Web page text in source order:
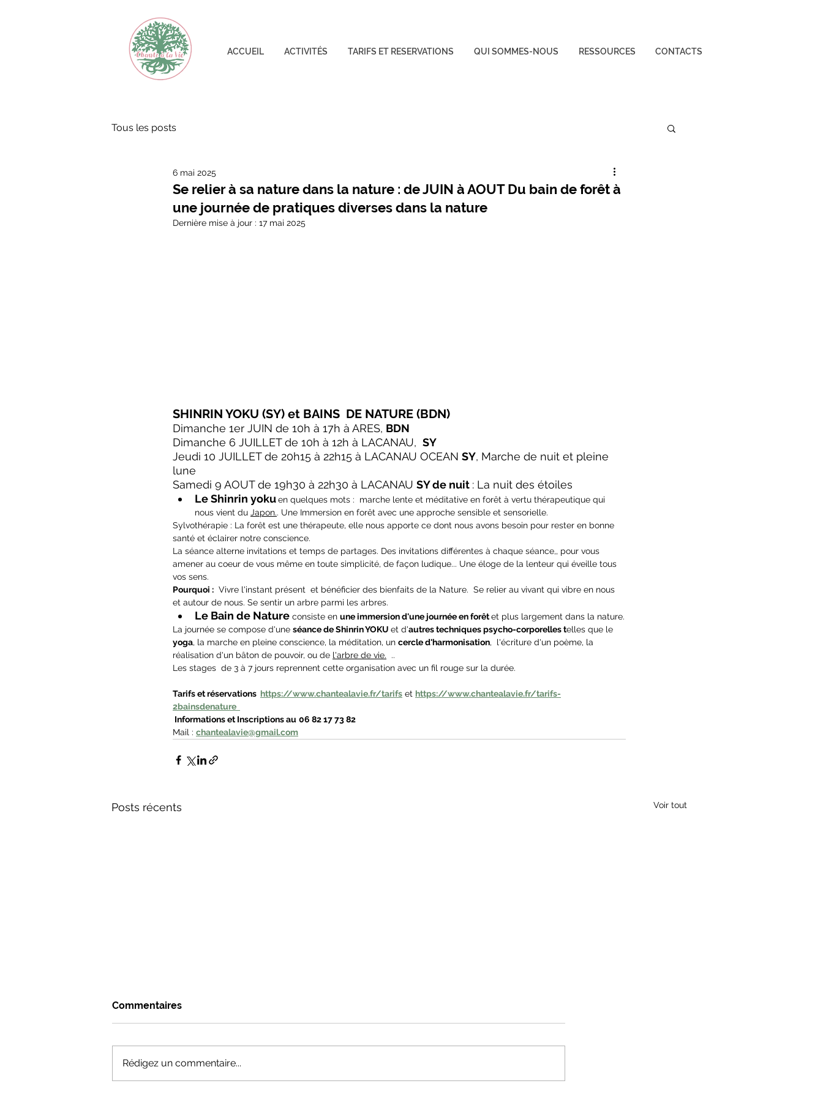
ACCUEIL ACTIVITÉS TARIFS ET RESERVATIONS QUI SOMMES-NOUS RESSOURCES CONTACTS
Tous les posts
Se relier à sa nature dans la nature : de JUIN à AOUT Du bain de forêt à
une journée de pratiques diverses dans la nature
6 mai 2025
Dernière mise à jour : 17 mai 2025
SHINRIN YOKU (SY) et BAINS  DE NATURE (BDN)
Dimanche 1er JUIN de 10h à 17h à ARES, BDN
Dimanche 6 JUILLET de 10h à 12h à LACANAU, SY
Jeudi 10 JUILLET de 20h15 à 22h15 à LACANAU OCEAN SY, Marche de nuit et pleine
lune
Samedi 9 AOUT de 19h30 à 22h30 à LACANAU SY de nuit : La nuit des étoiles
Le Shinrin yokuen quelques mots :  marche lente et méditative en forêt à vertu thérapeutique qui
nous vient du Japon.. Une Immersion en forêt avec une approche sensible et sensorielle.
Sylvothérapie : La forêt est une thérapeute, elle nous apporte ce dont nous avons besoin pour rester en bonne
santé et éclairer notre conscience.
La séance alterne invitations et temps de partages. Des invitations différentes à chaque séance,, pour vous
amener au coeur de vous même en toute simplicité, de façon ludique... Une éloge de la lenteur qui éveille tous
vos sens.
Pourquoi : Vivre l'instant présent  et bénéficier des bienfaits de la Nature.  Se relier au vivant qui vibre en nous
et autour de nous. Se sentir un arbre parmi les arbres.
Le Bain de Nature consiste en une immersion d'une journée en forêt et plus largement dans la nature.
La journée se compose d'une séance de Shinrin YOKU et d'autres techniques psycho-corporelles telles que le
yoga, la marche en pleine conscience, la méditation, un cercle d'harmonisation,  l'écriture d'un poème, la
réalisation d'un bâton de pouvoir, ou de l'arbre de vie. ..
Les stages  de 3 à 7 jours reprennent cette organisation avec un fil rouge sur la durée.
Tarifs et réservations https://www.chantealavie.fr/tarifs et https://www.chantealavie.fr/tarifs-
2bainsdenature
Informations et Inscriptions au 06 82 17 73 82
Mail : chantealavie@gmail.com
Posts récents Voir tout
Commentaires
Rédigez un commentaire...